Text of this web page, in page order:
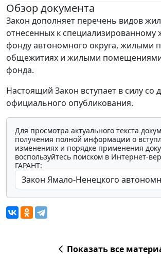
Обзор документа
Закон дополняет перечень видов
отнесенных к
фонду автономного округа, жилыми
общежитиях и жилыми
фонда.
Настоящий Закон вступает в силу со
официального опубликования.
Для просмотра актуального текста
получения полной информации о
изменениях и порядке применения
воспользуйтесь поиском в Интернет-
ГАРАНТ:
Показать все